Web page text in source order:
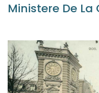
Ministere De La